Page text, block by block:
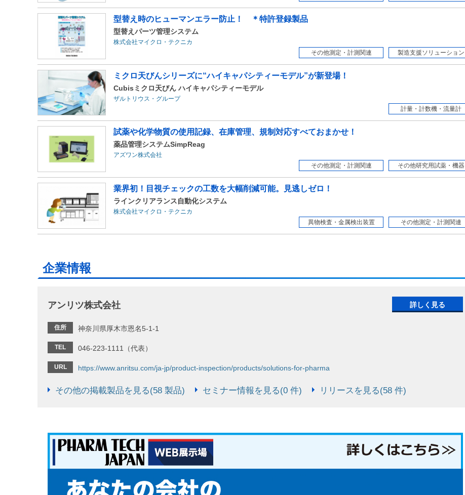
型替え時のヒューマンエラー防止！ ＊特許登録製品
型替えパーツ管理システム
株式会社マイクロ・テクニカ
その他測定・計測関連
製造支援ソリューション
ミクロ天びんシリーズに“ハイキャパシティーモデル”が新登場！
Cubisミクロ天びん ハイキャパシティーモデル
ザルトリウス・グループ
計量・計数機・流量計
試薬や化学物質の使用記録、在庫管理、規制対応すべておまかせ！
薬品管理システムSimpReag
アズワン株式会社
その他測定・計測関連
その他研究用試薬・機器
業界初！目視チェックの工数を大幅削減可能。見逃しゼロ！
ラインクリアランス自動化システム
株式会社マイクロ・テクニカ
異物検査・金属検出装置
その他測定・計測関連
企業情報
アンリツ株式会社
住所 神奈川県厚木市恩名5-1-1
TEL 046-223-1111（代表）
URL https://www.anritsu.com/ja-jp/product-inspection/products/solutions-for-pharma
その他の掲載製品を見る(58 製品) セミナー情報を見る(0 件) リリースを見る(58 件)
詳しく見る